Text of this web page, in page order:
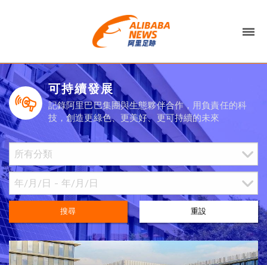
可持續發展
記錄阿里巴巴集團與生態夥伴合作，用負責任的科
技，創造更綠色、更美好、更可持續的未來
搜尋 重設